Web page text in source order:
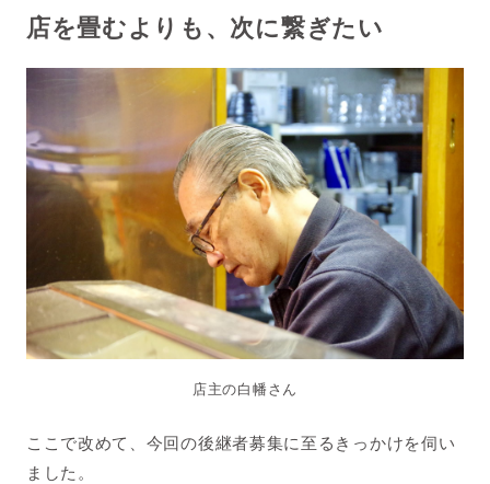
店を畳むよりも、次に繋ぎたい
店主の白幡さん
ここで改めて、今回の後継者募集に至るきっかけを伺い
ました。